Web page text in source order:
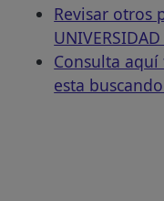
Revisar otros
UNIVERSIDAD
Consulta
esta